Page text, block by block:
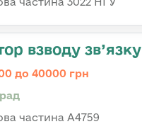
взводу зв’язку
до 40000 грн
частина А4759